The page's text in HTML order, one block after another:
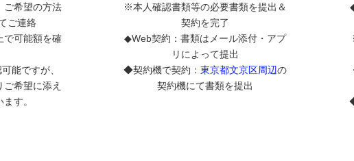
ご希望の方法
ご連絡
で可能額を確
能ですが、
希望に添え
す。
※本人確認書類等の必要書類を提出＆
契約を完了
◆Web契約：書類はメール添付・アプ
リによって提出
◆契約機で契約：東京都文京区周辺の
契約機にて書類を提出